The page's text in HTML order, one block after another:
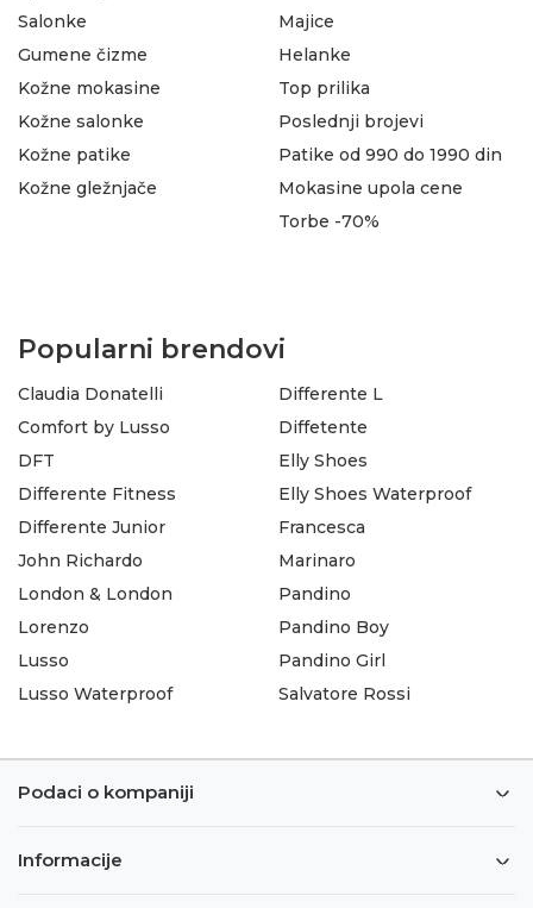
Salonke
Gumene čizme
Majice
Helanke
Kožne mokasine
Kožne salonke
Kožne patike
Kožne gležnjače
Top prilika
Poslednji brojevi
Patike od 990 do 1990 din
Mokasine upola cene
Torbe -70%
Popularni brendovi
Claudia Donatelli
Comfort by Lusso
DFT
Differente Fitness
Differente Junior
Differente L
Diffetente
Elly Shoes
Elly Shoes Waterproof
Francesca
John Richardo
London & London
Lorenzo
Lusso
Lusso Waterproof
Marinaro
Pandino
Pandino Boy
Pandino Girl
Salvatore Rossi
Podaci o kompaniji
Informacije